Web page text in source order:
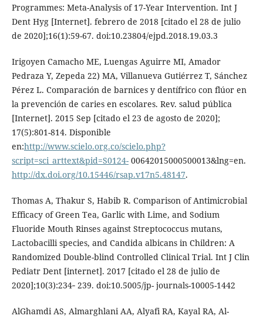
Programmes: Meta-Analysis of 17-Year Intervention. Int J
Dent Hyg [Internet]. febrero de 2018 [citado el 28 de julio
de 2020];16(1):59-67. doi:10.23804/ejpd.2018.19.03.3
Irigoyen Camacho ME, Luengas Aguirre MI, Amador
Pedraza Y, Zepeda 22) MA, Villanueva Gutiérrez T, Sánchez
Pérez L. Comparación de barnices y dentífrico con flúor en
la prevención de caries en escolares. Rev. salud pública
[Internet]. 2015 Sep [citado el 23 de agosto de 2020];
17(5):801-814. Disponible
en:http://www.scielo.org.co/scielo.php?
script=sci_arttext&pid=S0124-00642015000500013&lng=en.
http://dx.doi.org/10.15446/rsap.v17n5.48147.
Thomas A, Thakur S, Habib R. Comparison of Antimicrobial
Efficacy of Green Tea, Garlic with Lime, and Sodium
Fluoride Mouth Rinses against Streptococcus mutans,
Lactobacilli species, and Candida albicans in Children: A
Randomized Double-blind Controlled Clinical Trial. Int J Clin
Pediatr Dent [internet]. 2017 [citado el 28 de julio de
2020];10(3):234‐ 239. doi:10.5005/jp- journals-10005-1442
AlGhamdi AS, Almarghlani AA, Alyafi RA, Kayal RA, Al-